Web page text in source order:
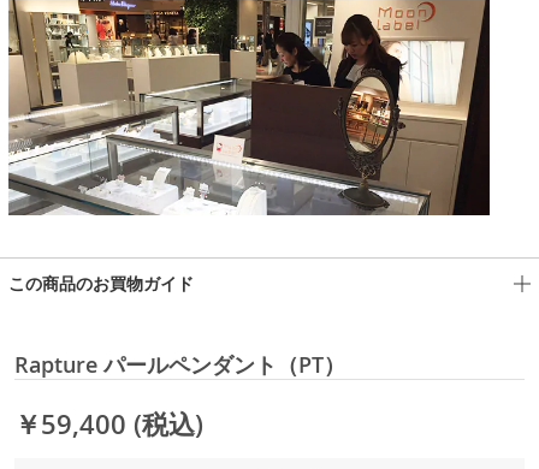
この商品のお買物ガイド
Rapture パールペンダント（PT）
￥59,400 (税込)